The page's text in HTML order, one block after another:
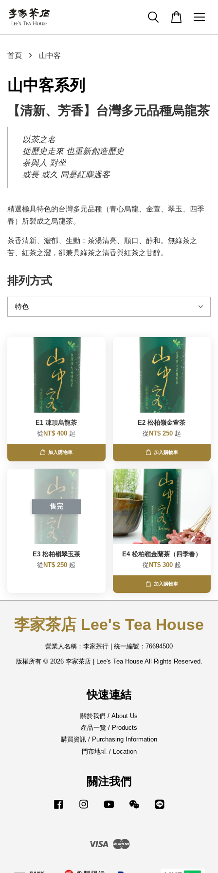
首頁 › 山中客
山中客系列
【清新、芳香】台灣多元品種烏龍茶
以茶之名
從歷史走來 也重新創造歷史
茶與人 對坐
或長 或久 同是紅塵過客
精選極具特色的台灣多元品種（青心烏龍、金萱、翠玉、四季
春）所製成之烏龍茶。
茶香清新、濃郁、生動；茶湯清亮、順口、醇和。無綠茶之
苦、紅茶之澀，卻兼具綠茶之清香與紅茶之甘醇。
排列方式
E1 凍頂烏龍茶
從 NT$ 400 起
加入購物車
E2 松柏嶺金萱茶
從 NT$ 250 起
加入購物車
售完
E3 松柏嶺翠玉茶
從 NT$ 250 起
E4 松柏嶺金蘭茶（四季春）
從 NT$ 300 起
加入購物車
李家茶店 Lee's Tea House
營業人名稱：李家茶行 | 統一編號：76694500
版權所有 © 2026 李家茶店 | Lee's Tea House All Rights Reserved.
快速連結
關於我們 / About Us
產品一覽 / Products
購買資訊 / Purchasing Information
門市地址 / Location
關注我們
Facebook Instagram YouTube Wechat
Visa Master